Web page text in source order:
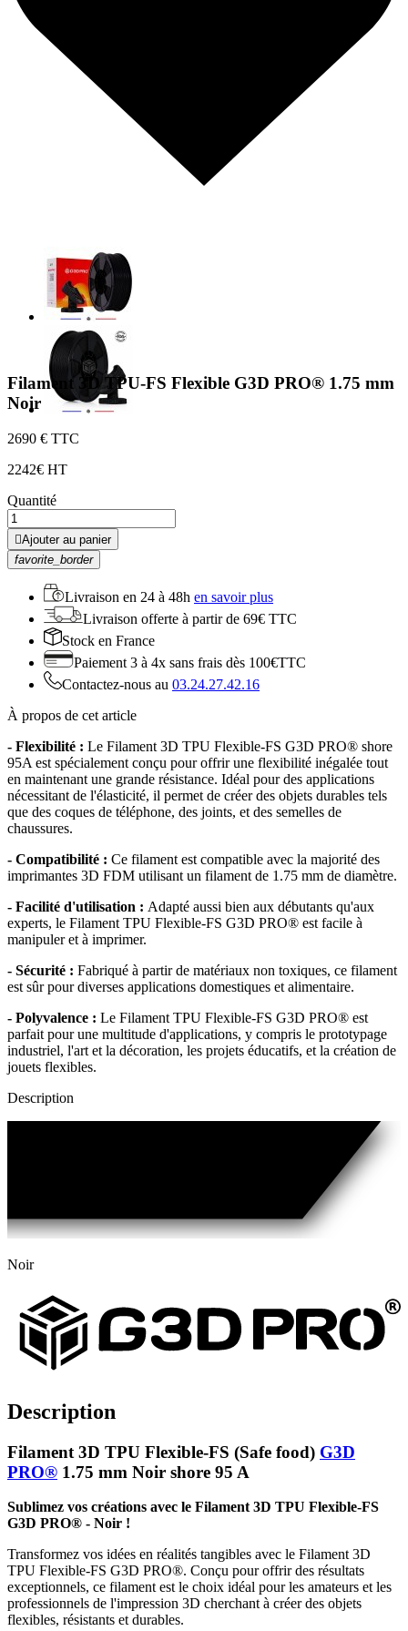
Filament 3D TPU-FS Flexible G3D PRO® 1.75 mm
Noir
2690 € TTC
2242€ HT
Quantité
Ajouter au panier
favorite_border
Livraison en 24 à 48h en savoir plus
Livraison offerte à partir de 69€ TTC
Stock en France
Paiement 3 à 4x sans frais dès 100€TTC
Contactez-nous au 03.24.27.42.16
À propos de cet article
- Flexibilité : Le Filament 3D TPU Flexible-FS G3D PRO® shore
95A est spécialement conçu pour offrir une flexibilité inégalée tout
en maintenant une grande résistance. Idéal pour des applications
nécessitant de l'élasticité, il permet de créer des objets durables tels
que des coques de téléphone, des joints, et des semelles de
chaussures.
- Compatibilité : Ce filament est compatible avec la majorité des
imprimantes 3D FDM utilisant un filament de 1.75 mm de diamètre.
- Facilité d'utilisation : Adapté aussi bien aux débutants qu'aux
experts, le Filament TPU Flexible-FS G3D PRO® est facile à
manipuler et à imprimer.
- Sécurité : Fabriqué à partir de matériaux non toxiques, ce filament
est sûr pour diverses applications domestiques et alimentaire.
- Polyvalence : Le Filament TPU Flexible-FS G3D PRO® est
parfait pour une multitude d'applications, y compris le prototypage
industriel, l'art et la décoration, les projets éducatifs, et la création de
jouets flexibles.
Description
Noir
Description
Filament 3D TPU Flexible-FS (Safe food) G3D
PRO® 1.75 mm Noir shore 95 A
Sublimez vos créations avec le Filament 3D TPU Flexible-FS
G3D PRO® - Noir !
Transformez vos idées en réalités tangibles avec le Filament 3D
TPU Flexible-FS G3D PRO®. Conçu pour offrir des résultats
exceptionnels, ce filament est le choix idéal pour les amateurs et les
professionnels de l'impression 3D cherchant à créer des objets
flexibles, résistants et durables.